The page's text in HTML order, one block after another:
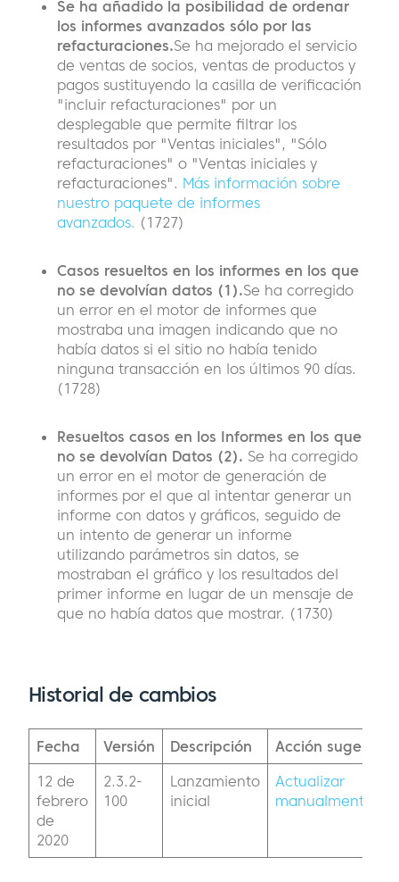
Se ha añadido la posibilidad de ordenar
los informes avanzados sólo por las
refacturaciones.Se ha mejorado el servicio
de ventas de socios, ventas de productos y
pagos sustituyendo la casilla de verificación
"incluir refacturaciones" por un
desplegable que permite filtrar los
resultados por "Ventas iniciales", "Sólo
refacturaciones" o "Ventas iniciales y
refacturaciones". Más información sobre
nuestro paquete de informes
avanzados. (1727)
Casos resueltos en los informes en los que
no se devolvían datos (1).Se ha corregido
un error en el motor de informes que
mostraba una imagen indicando que no
había datos si el sitio no había tenido
ninguna transacción en los últimos 90 días.
(1728)
Resueltos casos en los Informes en los que
no se devolvían Datos (2). Se ha corregido
un error en el motor de generación de
informes por el que al intentar generar un
informe con datos y gráficos, seguido de
un intento de generar un informe
utilizando parámetros sin datos, se
mostraban el gráfico y los resultados del
primer informe en lugar de un mensaje de
que no había datos que mostrar. (1730)
Historial de cambios
Fecha Versión Descripción
Acción sugerida
12 de
febrero
de
2020
2.3.2-
100
Lanzamiento
inicial
Actualizar
manualmente